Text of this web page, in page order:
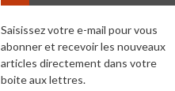
Saisissez votre e-mail pour vous
abonner et recevoir les nouveaux
articles directement dans votre
boite aux lettres.